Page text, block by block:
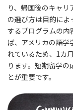
り、帰国後のキャ
の選び方は目的に
するプログラムの内
ば、アメリカの語学
れているため、1カ
ります。短期留学
とが重要です。